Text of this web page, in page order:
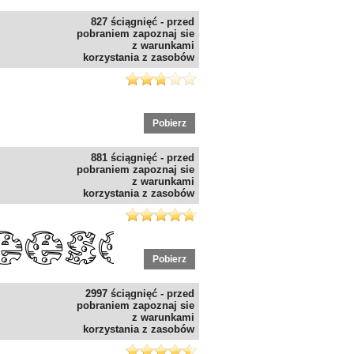
827 ściągnięć - przed
pobraniem zapoznaj sie
z warunkami
korzystania z zasobów
Pobierz
881 ściągnięć - przed
pobraniem zapoznaj sie
z warunkami
korzystania z zasobów
Pobierz
2997 ściągnięć - przed
pobraniem zapoznaj sie
z warunkami
korzystania z zasobów